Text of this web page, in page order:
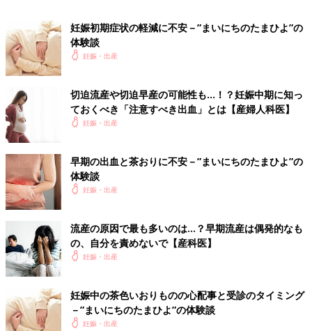
【医師監修】「切迫流産」「切迫早産」
で自宅安静といわれたときの過ごし方
ではありません。流産や早産のリスクをできる
だけ減らすために、安静中の過ごし方を知って
おきましょう。
流産の種類によって対処の方法が変わります
人工的に流産させる人工流産を除き、自然に起こる流産のことは
全て「自然流産」と呼ばれます。流産はその状況により、「完全
流産」「不全流産」「稽留流産」「進行流産」というように分類
されます。症状や超音波検査によってわかる子宮内や子宮頸管の
様子で、その後のケア方法違ってきます。また、流産の兆候とさ
れる出血や腹痛などの自覚症状がなくても、流産している場合も
あります。受精卵が着床したころの早い段階で流産した場合は、
月経と区別できないことがほとんどで、これは「化学的妊娠」と
呼ばれています。
それぞれの流産の症状と対処法
妊娠初期症状の軽減に不安－”まいにちのたまひよ”の
体験談
妊娠・出産
切迫流産や切迫早産の可能性も…！？妊娠中期に知っ
ておくべき「注意すべき出血」とは【産婦人科医】
妊娠・出産
早期の出血と茶おりに不安－”まいにちのたまひよ”の
体験談
妊娠・出産
流産の原因で最も多いのは…？早期流産は偶発的なも
の、自分を責めないで【産科医】
妊娠・出産
妊娠中の茶色いおりものの心配事と受診のタイミング
－”まいにちのたまひよ”の体験談
妊娠・出産